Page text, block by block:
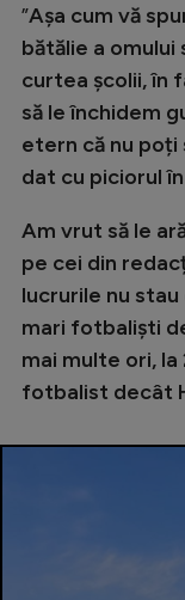
”Așa cum vă
bătălie a
curtea școlii, în
să le închidem
etern că nu poți
dat cu piciorul
Am vrut să le
pe cei din
lucrurile nu stau
mari fotbaliști
mai multe ori, la
fotbalist decât